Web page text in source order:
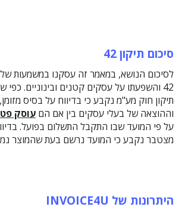
סיכום תיקון 42
לסיכום הנושא, במאמר זה עסקנו במשמעות
42 והשפעתו על עסקים קטנים ובינוניים. כפי
תיקון חוק מע"מ נקבע כי בדיווח על בסיס
וההוצאה של בעלי עסקים בין אם הםעוסק
על פי המועד שבו התקבל התשלום בפועל.
מצטבר נקבע כי המועד נרשם בעת שהמוצר
היתרונות של INVOICE4U